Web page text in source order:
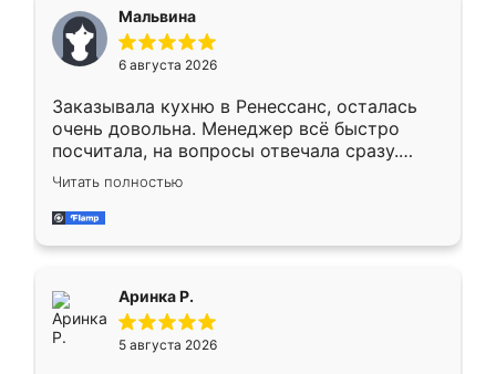
меньше, здесь же он более разнообразный.
Мне нравится ,если что-то потребуется из
мебели буду заказывать только здесь.
Мальвина
6 августа 2026
Заказывала кухню в Ренессанс, осталась
очень довольна. Менеджер всё быстро
посчитала, на вопросы отвечала сразу.
Замерщик приехал в субботу, подошёл к
делу со всей ответственностью. Собрали
за день, ребята работали аккуратно, даже
Читать полностью
Аринка Р.
5 августа 2026